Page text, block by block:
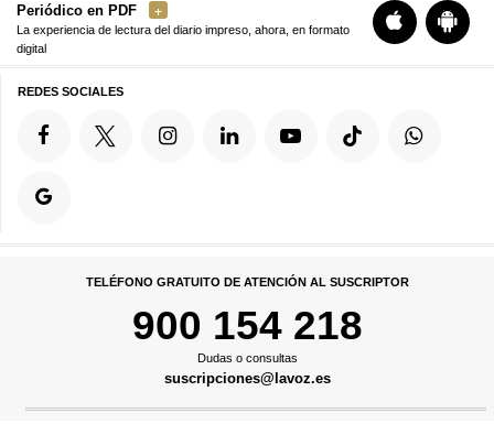
Periódico en PDF
La experiencia de lectura del diario impreso, ahora, en formato
digital
REDES SOCIALES
TELÉFONO GRATUITO DE ATENCIÓN AL SUSCRIPTOR
900 154 218
Dudas o consultas
suscripciones@lavoz.es